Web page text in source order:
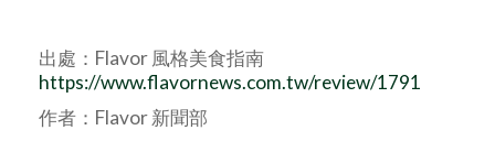
出處：Flavor 風格美食指南
https://www.flavornews.com.tw/review/1791
作者：Flavor 新聞部